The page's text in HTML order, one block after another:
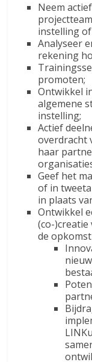
Neem
instelling
Analyseer
rekening
promoten;
Ontwikkel
algemene
instelling;
Actief
overdracht
haar
Geef het
of in
in plaats
Ontwikkel
(co-
de